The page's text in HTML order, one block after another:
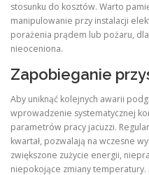
stosunku do kosztów. Warto
manipulowanie przy instalacji
porażenia prądem lub pożaru,
nieoceniona.
Zapobieganie
Aby uniknąć kolejnych awarii
wprowadzenie systematycznej
parametrów pracy jacuzzi.
kwartał, pozwalają na wczesne
zwiększone zużycie energii,
niepokojące zmiany